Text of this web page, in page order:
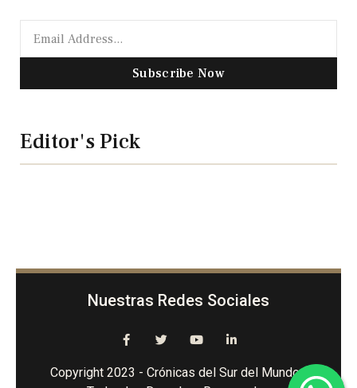
Subscribe Now
Editor's Pick
Nuestras Redes Sociales
Copyright 2023 - Crónicas del Sur del Mundo -